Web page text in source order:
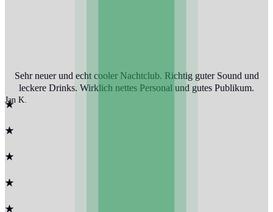
Sehr neuer und echt cooler Nachtclub. Richtig guter Sound und
leckere Drinks. Wirklich nettes Personal und gutes Publikum.
Jan K.